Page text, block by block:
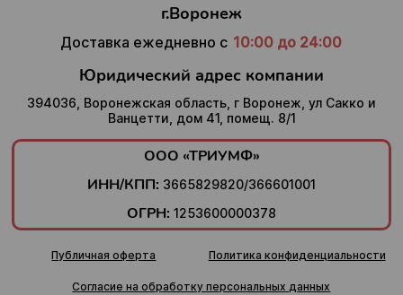
г.Воронеж
Доставка ежедневно с 10:00 до 24:00
Юридический адрес компании
394036, Воронежская область, г Воронеж, ул Сакко и
Ванцетти, дом 41, помещ. 8/1
ООО «ТРИУМФ»
ИНН/КПП: 3665829820/366601001
ОГРН: 1253600000378
Публичная оферта Политика конфиденциальности
Согласие на обработку персональных данных